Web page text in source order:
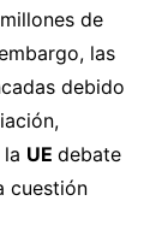
de
las
debido
UE debate
cuestión